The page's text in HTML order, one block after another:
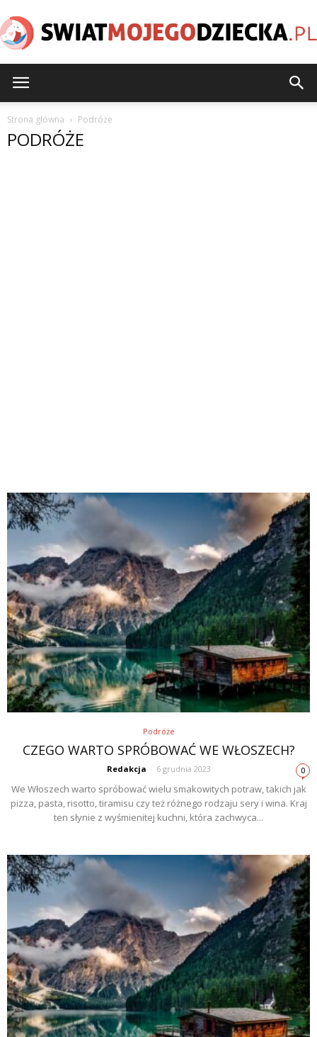
Strona główna Podróże
PODRÓŻE
Podróże
CZEGO WARTO SPRÓBOWAĆ WE WŁOSZECH?
Redakcja - 6 grudnia 2023 0
We Włoszech warto spróbować wielu smakowitych potraw, takich jak
pizza, pasta, risotto, tiramisu czy też różnego rodzaju sery i wina. Kraj
ten słynie z wyśmienitej kuchni, która zachwyca...